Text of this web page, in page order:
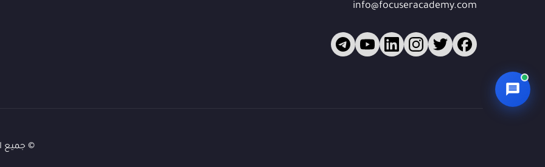
info@focuseracademy.com
© جميع